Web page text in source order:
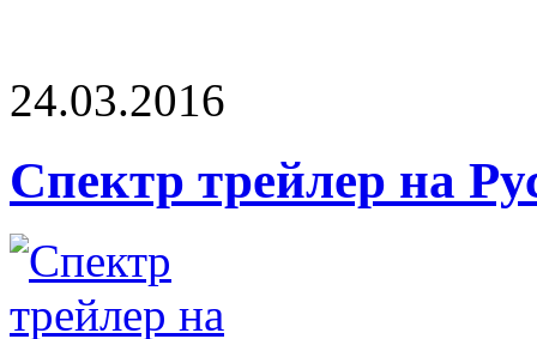
24.03.2016
Спектр трейлер на